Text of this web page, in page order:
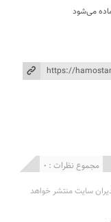
می‌شود
مجموع نظرات : 0
سایت منتشر خواهد